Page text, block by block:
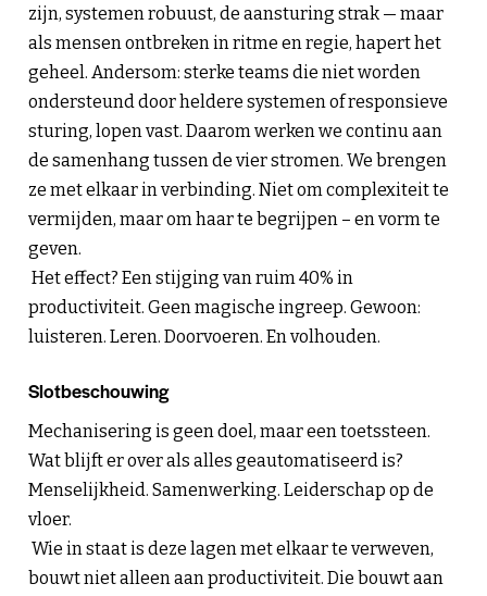
zijn, systemen robuust, de aansturing strak — maar
als mensen ontbreken in ritme en regie, hapert het
geheel. Andersom: sterke teams die niet worden
ondersteund door heldere systemen of responsieve
sturing, lopen vast. Daarom werken we continu aan
de samenhang tussen de vier stromen. We brengen
ze met elkaar in verbinding. Niet om complexiteit te
vermijden, maar om haar te begrijpen – en vorm te
geven.
Het effect? Een stijging van ruim 40% in
productiviteit. Geen magische ingreep. Gewoon:
luisteren. Leren. Doorvoeren. En volhouden.
Slotbeschouwing
Mechanisering is geen doel, maar een toetssteen.
Wat blijft er over als alles geautomatiseerd is?
Menselijkheid. Samenwerking. Leiderschap op de
vloer.
Wie in staat is deze lagen met elkaar te verweven,
bouwt niet alleen aan productiviteit. Die bouwt aan